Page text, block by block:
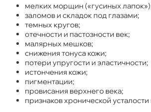
мелких морщин («гусиных
заломов и складок под глазами;
темных кругов;
отечности и пастозности век;
малярных мешков;
снижения тонуса кожи;
потери упругости и эластичности;
истончения кожи;
пигментации;
провисания верхнего века;
признаков хронической усталости